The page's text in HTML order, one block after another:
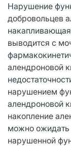
Нарушение
добровольцев
выводится с
алендроновой
нарушением
алендроновой
накопление
можно ожидать
нарушенной